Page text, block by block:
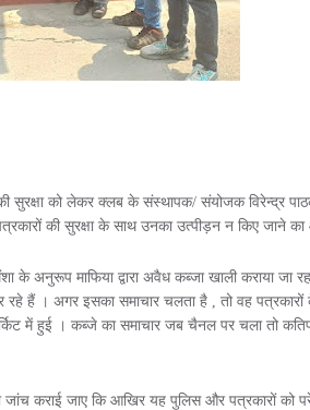
सुरक्षा को लेकर क्लब के संस्थापक/ संयोजक विरेन्द्र
की सुरक्षा के साथ उनका उत्पीड़न न किए जाने का
के अनुरूप माफिया द्वारा अवैध कब्जा खाली कराया जा
हैं । अगर इसका समाचार चलता है , तो वह पत्रकारों
में हुई । कब्जे का समाचार जब चैनल पर चला तो
जांच कराई जाए कि आखिर यह पुलिस और पत्रकारों को